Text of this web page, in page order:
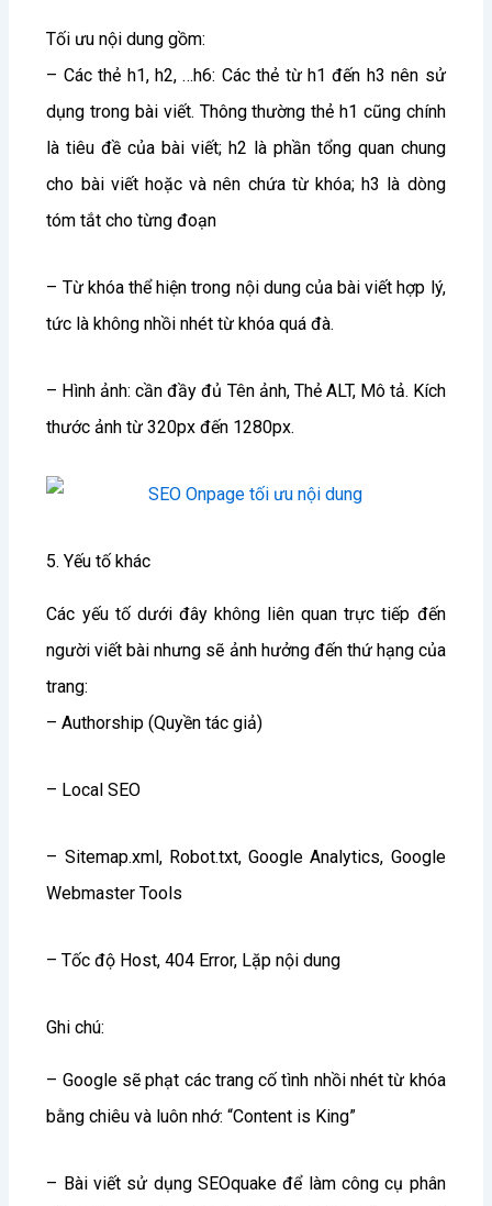
Tối ưu nội dung gồm:
– Các thẻ h1, h2, …h6: Các thẻ từ h1 đến h3 nên sử
dụng trong bài viết. Thông thường thẻ h1 cũng chính
là tiêu đề của bài viết; h2 là phần tổng quan chung
cho bài viết hoặc và nên chứa từ khóa; h3 là dòng
tóm tắt cho từng đoạn
– Từ khóa thể hiện trong nội dung của bài viết hợp lý,
tức là không nhồi nhét từ khóa quá đà.
– Hình ảnh: cần đầy đủ Tên ảnh, Thẻ ALT, Mô tả. Kích
thước ảnh từ 320px đến 1280px.
5. Yếu tố khác
Các yếu tố dưới đây không liên quan trực tiếp đến
người viết bài nhưng sẽ ảnh hưởng đến thứ hạng của
trang:
– Authorship (Quyền tác giả)
– Local SEO
– Sitemap.xml, Robot.txt, Google Analytics, Google
Webmaster Tools
– Tốc độ Host, 404 Error, Lặp nội dung
Ghi chú:
– Google sẽ phạt các trang cố tình nhồi nhét từ khóa
bằng chiêu và luôn nhớ: “Content is King”
– Bài viết sử dụng SEOquake để làm công cụ phân